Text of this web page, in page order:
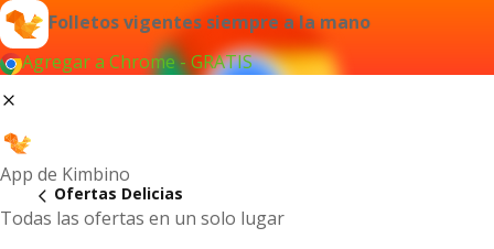
Folletos vigentes siempre a la mano
Agregar a Chrome - GRATIS
App de Kimbino
Todas las ofertas en un solo lugar
Ofertas Delicias